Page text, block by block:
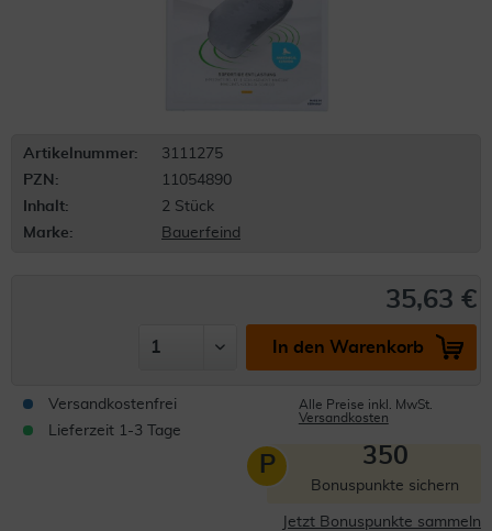
Artikelnummer:
3111275
PZN:
11054890
Inhalt:
2 Stück
Marke:
Bauerfeind
35,63 €
In den Warenkorb
Versandkostenfrei
Lieferzeit 1-3 Tage
Alle Preise inkl. MwSt.
Versandkosten
P 350
Bonuspunkte sichern
Jetzt Bonuspunkte sammeln